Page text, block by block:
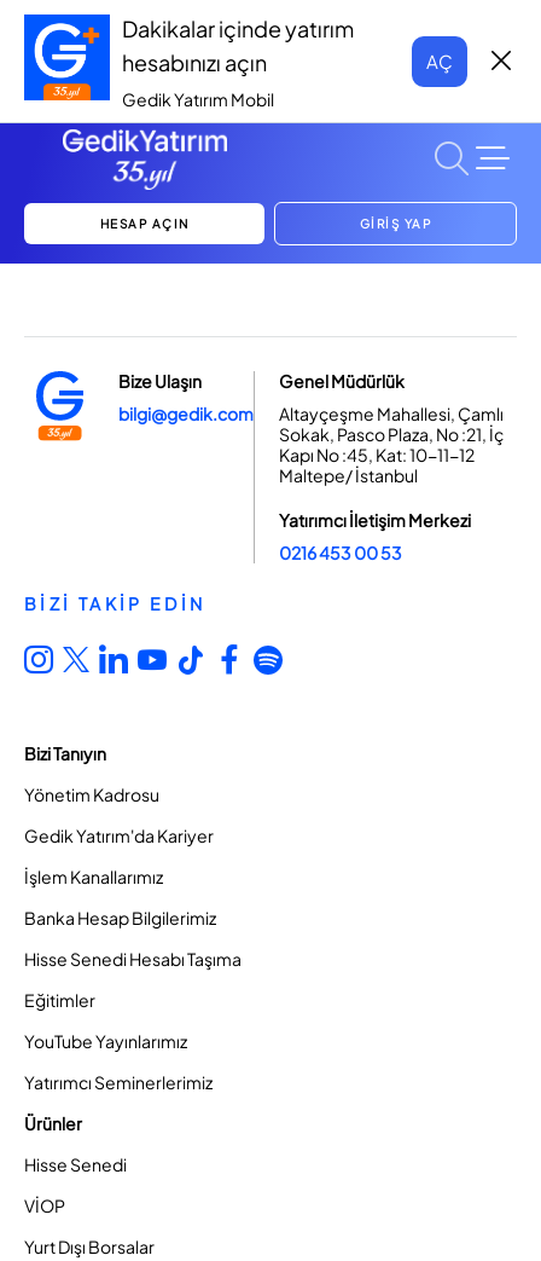
Dakikalar içinde yatırım
hesabınızı açın
Gedik Yatırım Mobil
AÇ
HESAP AÇIN GİRİŞ YAP
Bize Ulaşın
bilgi@gedik.com
Genel Müdürlük
Altayçeşme Mahallesi, Çamlı
Sokak, Pasco Plaza, No :21, İç
Kapı No :45, Kat: 10-11-12
Maltepe/ İstanbul
Yatırımcı İletişim Merkezi
0216 453 00 53
BİZİ TAKİP EDİN
Bizi Tanıyın
Yönetim Kadrosu
Gedik Yatırım'da Kariyer
İşlem Kanallarımız
Banka Hesap Bilgilerimiz
Hisse Senedi Hesabı Taşıma
Eğitimler
YouTube Yayınlarımız
Yatırımcı Seminerlerimiz
Ürünler
Hisse Senedi
VİOP
Yurt Dışı Borsalar